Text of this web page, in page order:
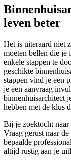
leven beter
Het is uiteraard niet
moeten bellen die je
enkele stappen te
geschikte
stappen vind je een
je een aanvraag
binnenhuisarchitect
hebben met de klus
Bij je zoektocht naar
Vraag gerust naar
bepaalde
altijd rustig aan je